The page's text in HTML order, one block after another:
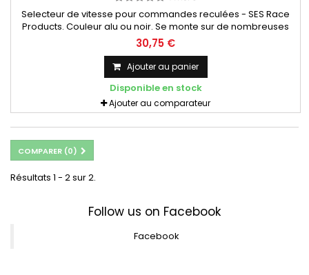
Selecteur de vitesse pour commandes reculées - SES Race
Products. Couleur alu ou noir. Se monte sur de nombreuses
commandes SES dont: Honda CB500 Race Shift Honda
CBR400RR Honda NC30/35 Honda CBR600FM-FW Honda
Hornet 600 (98-06) Kawasaki ER6 Kawasaki 300 Ninja
Kawasaki ZXR400/750/ZX-7R Kawasaki ZX-6R & ZX-10R Suzuki
SV650 fixed & adjustable...
30,75 €
Ajouter au panier
Disponible en stock
Ajouter au comparateur
COMPARER (0)
Résultats 1 - 2 sur 2.
Follow us on Facebook
Facebook